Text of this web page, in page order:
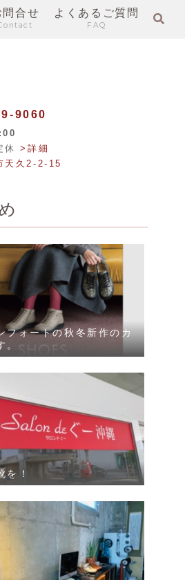
問合せ よくあるご質問
FAQ
9060
休>詳細
天久2-2-15
フォートの秋冬新作のカ
。
を！